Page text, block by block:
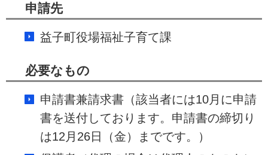
申請先
益子町役場福祉子育て課
必要なもの
申請書兼請求書（該当者には10月に申請
書を送付しております。申請書の締切り
は12月26日（金）までです。）